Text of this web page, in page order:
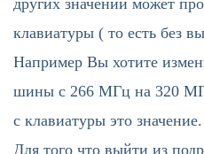
клавиатуры ( то есть без
Например Вы хотите
шины с 266 МГц на 320
с клавиатуры это значение.
Для того что выйти из